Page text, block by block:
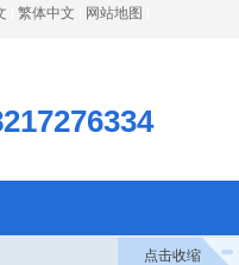
繁体中文 网站地图
点击收缩